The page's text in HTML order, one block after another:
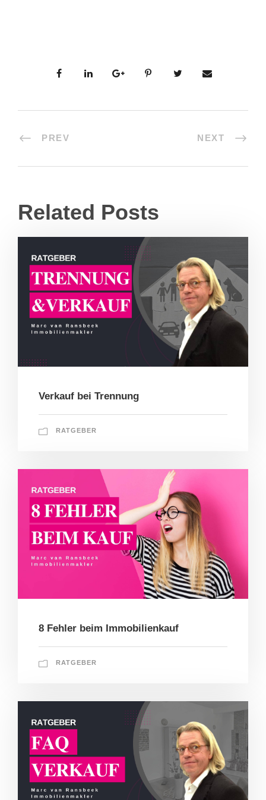
PREV NEXT
Related Posts
Verkauf bei Trennung
RATGEBER
8 Fehler beim Immobilienkauf
RATGEBER